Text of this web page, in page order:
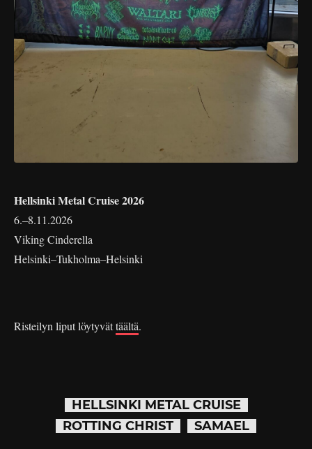
Hellsinki Metal Cruise 2026
6.–8.11.2026
Viking Cinderella
Helsinki–Tukholma–Helsinki
Risteilyn liput löytyvättäältä.
HELLSINKI METAL CRUISE
ROTTING CHRIST
SAMAEL